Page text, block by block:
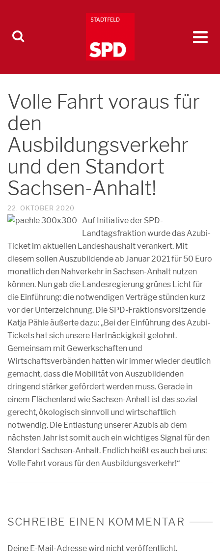
Volle Fahrt voraus für
den
Ausbildungsverkehr
und den Standort
Sachsen-Anhalt!
22. OKTOBER 2020
Auf Initiative der SPD-
Landtagsfraktion wurde das Azubi-
Ticket im aktuellen Landeshaushalt verankert. Mit
diesem sollen Auszubildende ab Januar 2021 für 50 Euro
monatlich den Nahverkehr in Sachsen-Anhalt nutzen
können. Nun gab die Landesregierung grünes Licht für
die Einführung: die notwendigen Verträge stünden kurz
vor der Unterzeichnung. Die SPD-Fraktionsvorsitzende
Katja Pähle äußerte dazu: „Bei der Einführung des Azubi-
Tickets hat sich unsere Hartnäckigkeit gelohnt.
Gemeinsam mit Gewerkschaften und
Wirtschaftsverbänden hatten wir immer wieder deutlich
gemacht, dass die Mobilität von Auszubildenden
dringend stärker gefördert werden muss. Gerade in
einem Flächenland wie Sachsen-Anhalt ist das sozial
gerecht, ökologisch sinnvoll und wirtschaftlich
notwendig. Die Entlastung unserer Azubis ab dem
nächsten Jahr ist somit auch ein wichtiges Signal für den
Standort Sachsen-Anhalt. Endlich heißt es auch bei uns:
Volle Fahrt voraus für den Ausbildungsverkehr!“
SCHREIBE EINEN KOMMENTAR
Deine E-Mail-Adresse wird nicht veröffentlicht.